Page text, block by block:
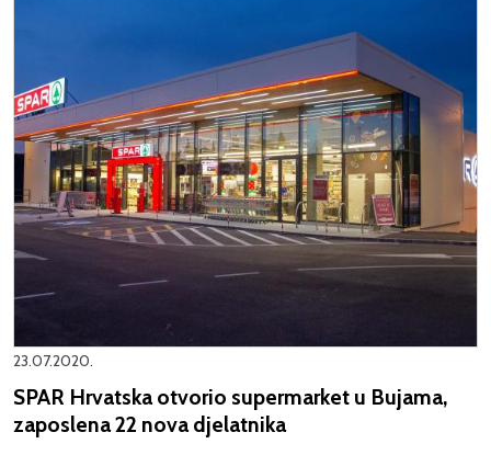
23.07.2020.
SPAR Hrvatska otvorio supermarket u Bujama,
zaposlena 22 nova djelatnika